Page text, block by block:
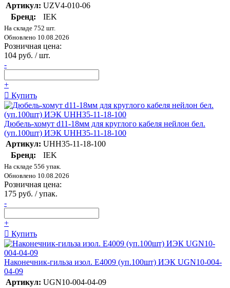
Артикул: UZV4-010-06
Бренд:
IEK
На складе 752 шт.
Обновлено 10.08.2026
Розничная цена:
104 руб. / шт.
-
+
Купить
Дюбель-хомут d11-18мм для круглого кабеля нейлон бел.
(уп.100шт) ИЭК UHH35-11-18-100
Артикул: UHH35-11-18-100
Бренд:
IEK
На складе 556 упак.
Обновлено 10.08.2026
Розничная цена:
175 руб. / упак.
-
+
Купить
Наконечник-гильза изол. Е4009 (уп.100шт) ИЭК UGN10-004-
04-09
Артикул: UGN10-004-04-09